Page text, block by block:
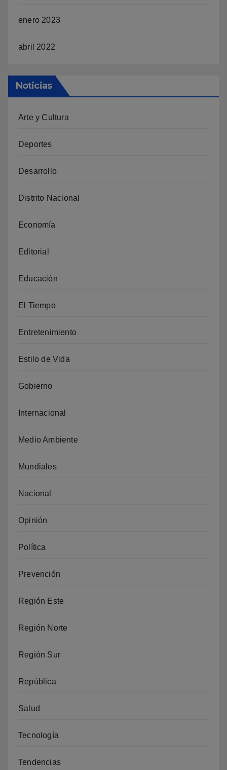
enero 2023
abril 2022
Noticias
Arte y Cultura
Deportes
Desarrollo
Distrito Nacional
Economía
Editorial
Educación
El Tiempo
Entretenimiento
Estilo de Vida
Gobierno
Internacional
Medio Ambiente
Mundiales
Nacional
Opinión
Política
Prevención
Región Este
Región Norte
Región Sur
República
Salud
Tecnología
Tendencias